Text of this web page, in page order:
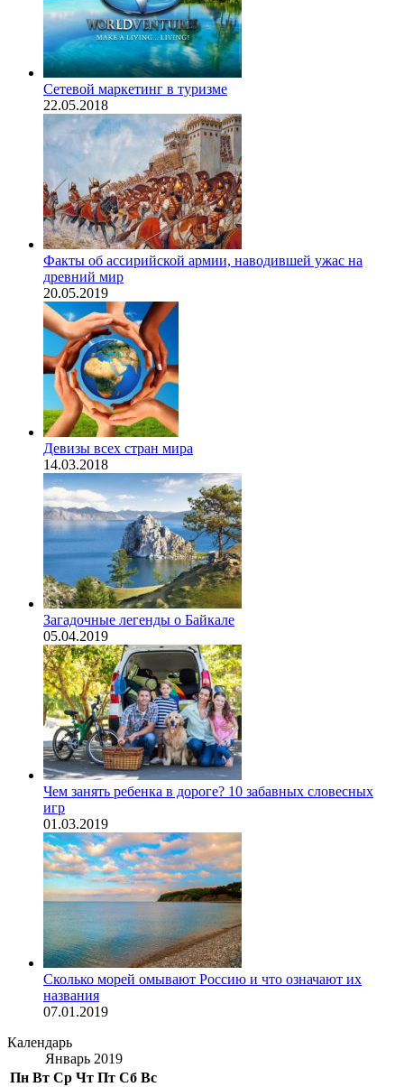
Сетевой маркетинг в туризме
22.05.2018
Факты об ассирийской армии, наводившей ужас на
древний мир
20.05.2019
Девизы всех стран мира
14.03.2018
Загадочные легенды о Байкале
05.04.2019
Чем занять ребенка в дороге? 10 забавных словесных
игр
01.03.2019
Сколько морей омывают Россию и что означают их
названия
07.01.2019
Календарь
Январь 2019
Пн Вт Ср Чт Пт Сб Вс